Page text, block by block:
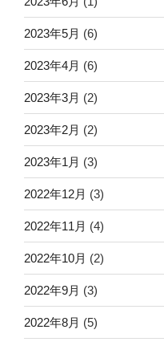
2023年5月 (6)
2023年4月 (6)
2023年3月 (2)
2023年2月 (2)
2023年1月 (3)
2022年12月 (3)
2022年11月 (4)
2022年10月 (2)
2022年9月 (3)
2022年8月 (5)